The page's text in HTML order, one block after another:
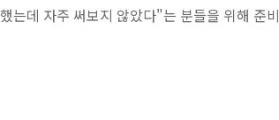
는데 자주 써보지 않았다"는 분들을 위해 준비